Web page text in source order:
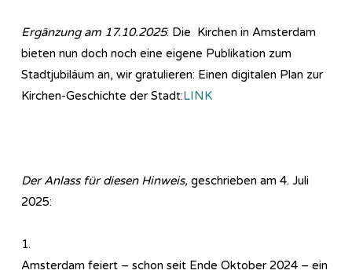
Ergänzung am 17.10.2025: Die Kirchen in Amsterdam
bieten nun doch noch eine eigene Publikation zum
Stadtjubiläum an, wir gratulieren: Einen digitalen Plan zur
Kirchen-Geschichte der Stadt:LINK
Der Anlass für diesen Hinweis, geschrieben am 4. Juli
2025:
1.
Amsterdam feiert – schon seit Ende Oktober 2024 – ein